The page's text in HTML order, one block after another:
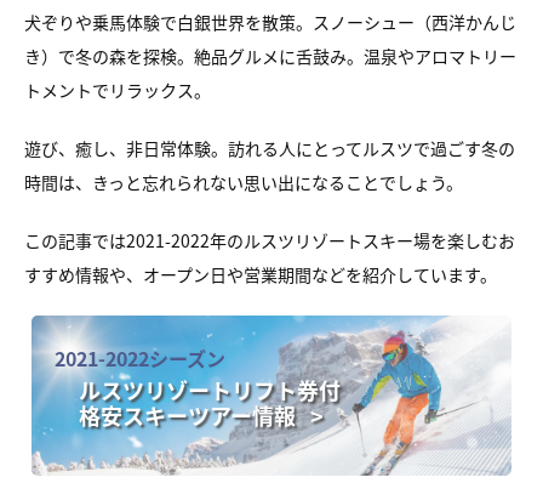
犬ぞりや乗馬体験で白銀世界を散策。スノーシュー（西洋かんじ
き）で冬の森を探検。絶品グルメに舌鼓み。温泉やアロマトリー
トメントでリラックス。
遊び、癒し、非日常体験。訪れる人にとってルスツで過ごす冬の
時間は、きっと忘れられない思い出になることでしょう。
この記事では2021-2022年のルスツリゾートスキー場を楽しむお
すすめ情報や、オープン日や営業期間などを紹介しています。
2021-2022シーズン
ルスツリゾートリフト券付
格安スキーツアー情報 >